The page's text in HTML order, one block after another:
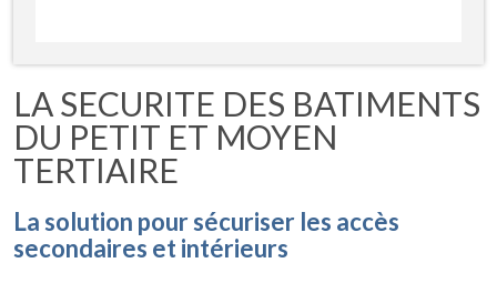
LA SECURITE DES BATIMENTS
DU PETIT ET MOYEN
TERTIAIRE
La solution pour sécuriser les accès
secondaires et intérieurs